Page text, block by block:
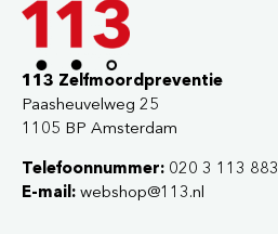
113 Zelfmoordpreventie
Paasheuvelweg 25
1105 BP Amsterdam
Telefoonnummer: 020 3 113 883
E-mail: webshop@113.nl